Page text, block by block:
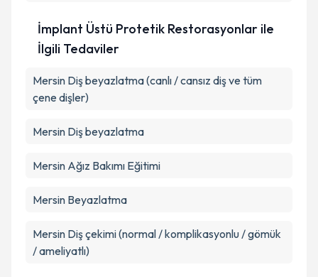
İmplant Üstü Protetik Restorasyonlar ile
İlgili Tedaviler
Mersin Diş beyazlatma (canlı / cansız diş ve tüm
çene dişler)
Mersin Diş beyazlatma
Mersin Ağız Bakımı Eğitimi
Mersin Beyazlatma
Mersin Diş çekimi (normal / komplikasyonlu / gömük
/ ameliyatlı)